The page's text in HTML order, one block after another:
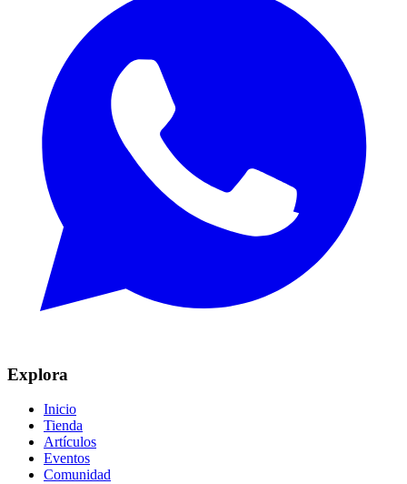
Explora
Inicio
Tienda
Artículos
Eventos
Comunidad